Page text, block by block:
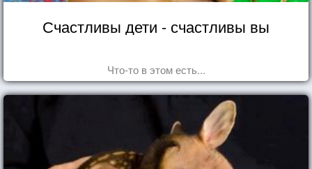
Счастливы дети - счастливы вы
Что-то в этом есть...